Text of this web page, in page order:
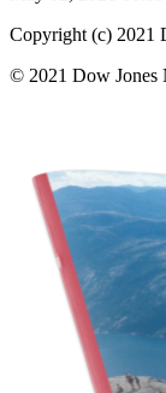
Copyright (c) 2021
© 2021 Dow Jones